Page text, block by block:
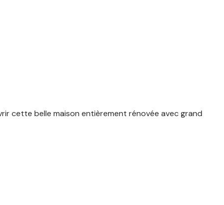
cette belle maison entièrement rénovée avec grand